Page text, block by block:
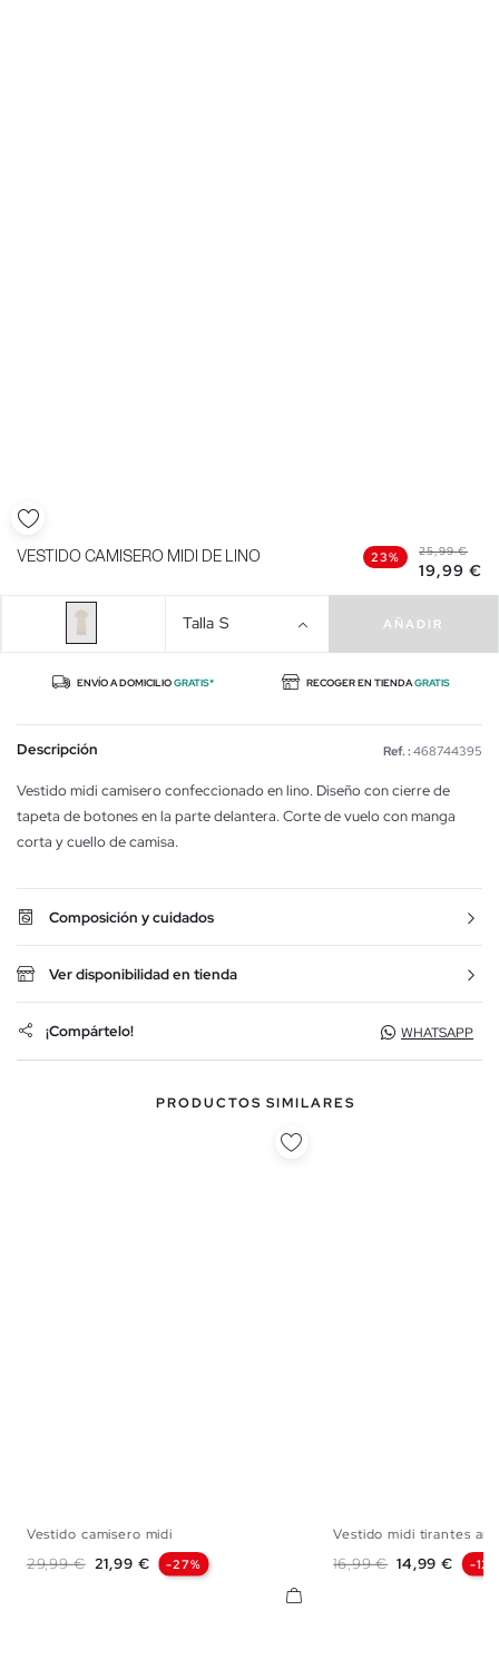
VESTIDO CAMISERO MIDI DE LINO 23% 25,99 €
19,99 €
Talla S AÑADIR
ENVÍO A DOMICILIOGRATIS* RECOGER EN TIENDAGRATIS
Descripción Ref. : 468744395
Vestido midi camisero confeccionado en lino. Diseño con cierre de
tapeta de botones en la parte delantera. Corte de vuelo con manga
corta y cuello de camisa.
Composición y cuidados
Ver disponibilidad en tienda
¡Compártelo! WHATSAPP
PRODUCTOS SIMILARES
Vestido camisero midi
Precio base
29,99 € Precio
21,99 € -27%
Vestido midi tirantes
Precio base
16,99 € Precio
14,99 € -